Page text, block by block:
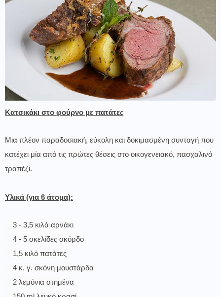
Κατσικάκι στο φούρνο με πατάτες
Μια πλέον παραδοσιακή, εύκολη και δοκιμασμένη συνταγή που
κατέχει μία από τις πρώτες θέσεις στο οικογενειακό, πασχαλινό
τραπέζι.
Υλικά (για 6 άτομα):
3 - 3,5 κιλά αρνάκι
4 - 5 σκελίδες σκόρδο
1,5 κιλό πατάτες
4 κ. γ. σκόνη μουστάρδα
2 λεμόνια στημένα